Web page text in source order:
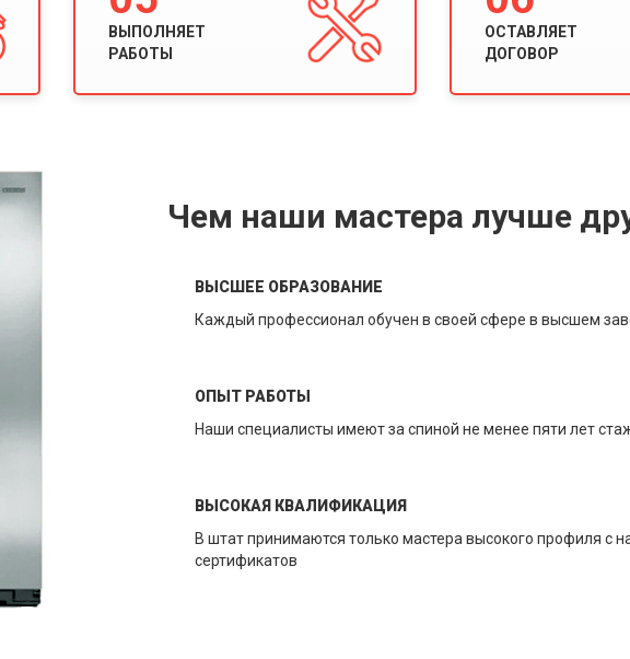
ВЫПОЛНЯЕТ
РАБОТЫ
ОСТАВЛЯЕТ
ДОГОВОР
Чем наши мастера лучше
ВЫСШЕЕ ОБРАЗОВАНИЕ
Каждый профессионал обучен в своей сфере в высшем
ОПЫТ РАБОТЫ
Наши специалисты имеют за спиной не менее пяти лет
ВЫСОКАЯ КВАЛИФИКАЦИЯ
В штат принимаются только мастера высокого профиля с
сертификатов